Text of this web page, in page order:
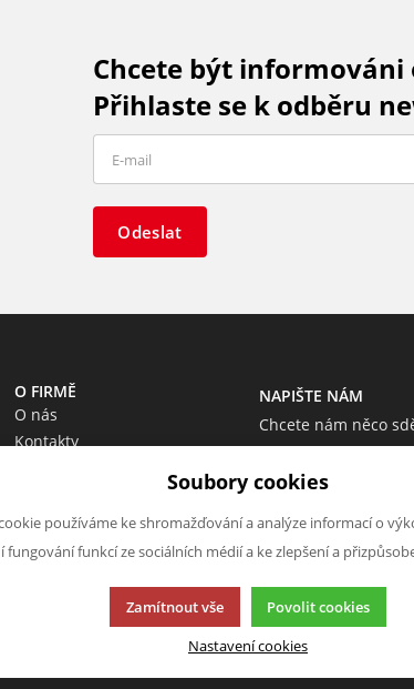
Chcete být informováni
Přihlaste se k odběru
Odeslat
O FIRMĚ
O nás
Kontakty
NAPIŠTE NÁM
Chcete nám něco
Neváhejte napsat.
Chci napsat
Soubory cookies
používáme ke shromažďování a analýze informací o
fungování funkcí ze sociálních médií a ke zlepšení a
Zamítnout vše Povolit cookies
Nastavení cookies